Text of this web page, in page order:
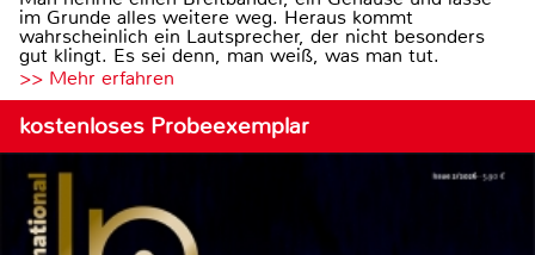
im Grunde alles weitere weg. Heraus kommt
wahrscheinlich ein Lautsprecher, der nicht besonders
gut klingt. Es sei denn, man weiß, was man tut.
>> Mehr erfahren
kostenloses Probeexemplar